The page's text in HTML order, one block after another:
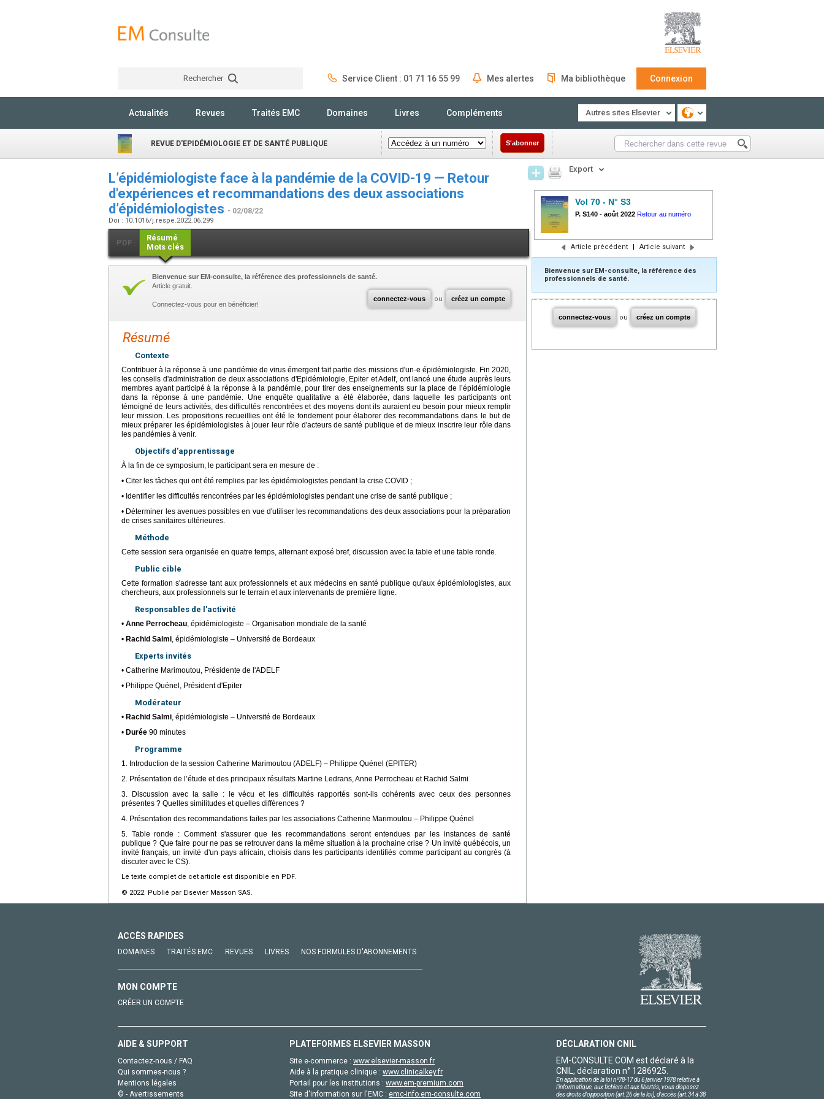
Rechercher Service Client : 01 71 16 55 99 Mes alertes Ma bibliothèque Connexion
Actualités Revues Traités EMC Domaines Livres Compléments Autres sites Elsevier
REVUE D'EPIDÉMIOLOGIE ET DE SANTÉ PUBLIQUE S'abonner
L’épidémiologiste face à la pandémie de la COVID-19 — Retour
d'expériences et recommandations des deux associations
d’épidémiologistes - 02/08/22
Doi : 10.1016/j.respe.2022.06.299
PDF
Résumé
Mots clés
connectez-vous ou créez un compte
Bienvenue sur EM-consulte, la référence des professionnels de santé.
Article gratuit.
Connectez-vous pour en bénéficier!
Résumé
Contexte
Contribuer à la réponse à une pandémie de virus émergent fait partie des missions d'un·e épidémiologiste. Fin 2020,
les conseils d'administration de deux associations d'Epidémiologie, Epiter et Adelf, ont lancé une étude auprès leurs
membres ayant participé à la réponse à la pandémie, pour tirer des enseignements sur la place de l’épidémiologie
dans la réponse à une pandémie. Une enquête qualitative a été élaborée, dans laquelle les participants ont
témoigné de leurs activités, des difficultés rencontrées et des moyens dont ils auraient eu besoin pour mieux remplir
leur mission. Les propositions recueillies ont été le fondement pour élaborer des recommandations dans le but de
mieux préparer les épidémiologistes à jouer leur rôle d'acteurs de santé publique et de mieux inscrire leur rôle dans
les pandémies à venir.
Objectifs d'apprentissage
À la fin de ce symposium, le participant sera en mesure de :
• Citer les tâches qui ont été remplies par les épidémiologistes pendant la crise COVID ;
• Identifier les difficultés rencontrées par les épidémiologistes pendant une crise de santé publique ;
• Déterminer les avenues possibles en vue d'utiliser les recommandations des deux associations pour la préparation
de crises sanitaires ultérieures.
Méthode
Cette session sera organisée en quatre temps, alternant exposé bref, discussion avec la table et une table ronde.
Public cible
Cette formation s'adresse tant aux professionnels et aux médecins en santé publique qu'aux épidémiologistes, aux
chercheurs, aux professionnels sur le terrain et aux intervenants de première ligne.
Responsables de l'activité
• Anne Perrocheau, épidémiologiste – Organisation mondiale de la santé
• Rachid Salmi, épidémiologiste – Université de Bordeaux
Experts invités
• Catherine Marimoutou, Présidente de l'ADELF
• Philippe Quénel, Président d'Epiter
Modérateur
• Rachid Salmi, épidémiologiste – Université de Bordeaux
• Durée 90 minutes
Programme
1. Introduction de la session Catherine Marimoutou (ADELF) – Philippe Quénel (EPITER)
2. Présentation de l’étude et des principaux résultats Martine Ledrans, Anne Perrocheau et Rachid Salmi
3. Discussion avec la salle : le vécu et les difficultés rapportés sont-ils cohérents avec ceux des personnes
présentes ? Quelles similitudes et quelles différences ?
4. Présentation des recommandations faites par les associations Catherine Marimoutou – Philippe Quénel
5. Table ronde : Comment s'assurer que les recommandations seront entendues par les instances de santé
publique ? Que faire pour ne pas se retrouver dans la même situation à la prochaine crise ? Un invité québécois, un
invité français, un invité d'un pays africain, choisis dans les participants identifiés comme participant au congrès (à
discuter avec le CS).
Le texte complet de cet article est disponible en PDF.
© 2022 Publié par Elsevier Masson SAS.
Export
Vol 70 - N° S3
P. S140 - août 2022 Retour au numéro
Article précédent | Article suivant
Bienvenue sur EM-consulte, la référence des
professionnels de santé.
connectez-vous ou créez un compte
ACCÈS RAPIDES
DOMAINES TRAITÉS EMC REVUES LIVRES NOS FORMULES D'ABONNEMENTS
MON COMPTE
CRÉER UN COMPTE
AIDE & SUPPORT
Contactez-nous / FAQ
Qui sommes-nous ?
Mentions légales
© - Avertissements
PLATEFORMES ELSEVIER MASSON
Site e-commerce : www.elsevier-masson.fr
Aide à la pratique clinique : www.clinicalkey.fr
Portail pour les institutions : www.em-premium.com
Site d'information sur l'EMC : emc-info.em-consulte.com
DÉCLARATION CNIL
EM-CONSULTE.COM est déclaré à la
CNIL, déclaration n° 1286925.
En application de la loi nº78-17 du 6 janvier 1978 relative à
l'informatique, aux fichiers et aux libertés, vous disposez
des droits d'opposition (art.26 de la loi), d'accès (art.34 à 38